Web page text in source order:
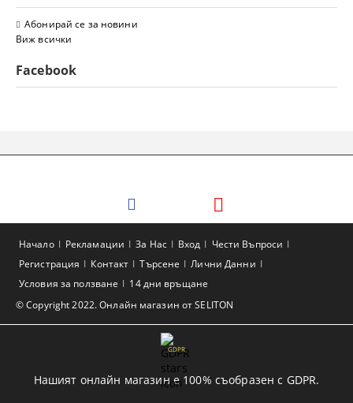
Абонирай се за новини
Виж всички
Facebook
© Copyright 2022. Онлайн магазин от SELITON
Начало Рекламации За Нас Вход
Чести Въпроси
Регистрация
Контакт Търсене
Лични Данни
Условия за ползване
14 дни връщане
GDPR
Нашият онлайн магазин е 100% съобразен с GDPR.